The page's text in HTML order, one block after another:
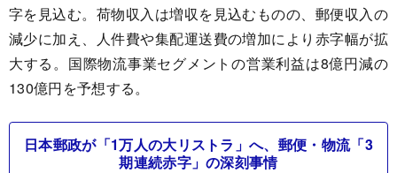
字を見込む。荷物収入は増収を見込むものの、郵便収入の
減少に加え、人件費や集配運送費の増加により赤字幅が拡
大する。国際物流事業セグメントの営業利益は8億円減の
130億円を予想する。
日本郵政が「1万人の大リストラ」へ、郵便・物流「3
期連続赤字」の深刻事情